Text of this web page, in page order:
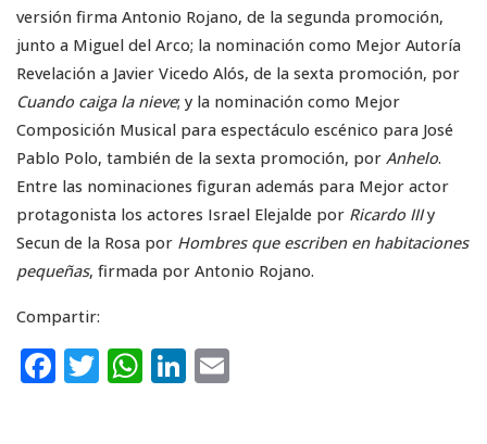
versión firma Antonio Rojano, de la segunda promoción,
junto a Miguel del Arco; la nominación como Mejor Autoría
Revelación a Javier Vicedo Alós, de la sexta promoción, por
Cuando caiga la nieve; y la nominación como Mejor
Composición Musical para espectáculo escénico para José
Pablo Polo, también de la sexta promoción, por Anhelo.
Entre las nominaciones figuran además para Mejor actor
protagonista los actores Israel Elejalde por Ricardo IIIy
Secun de la Rosa por Hombres que escriben en habitaciones
pequeñas, firmada por Antonio Rojano.
Compartir:
F T W Li